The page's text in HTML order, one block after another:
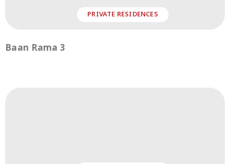
PRIVATE RESIDENCES
Baan Rama 3